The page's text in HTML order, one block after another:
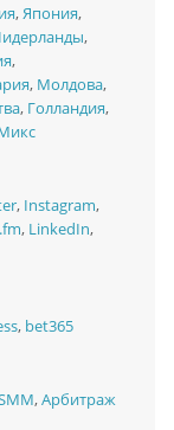
, Япония,
,
,
, Молдова,
, Голландия,
, Instagram,
, LinkedIn,
, bet365
,Арбитраж